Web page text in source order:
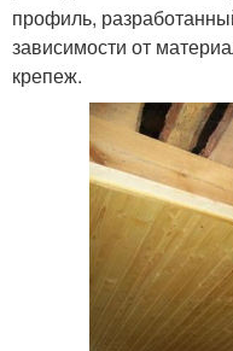
профиль,
зависимости от
крепеж.